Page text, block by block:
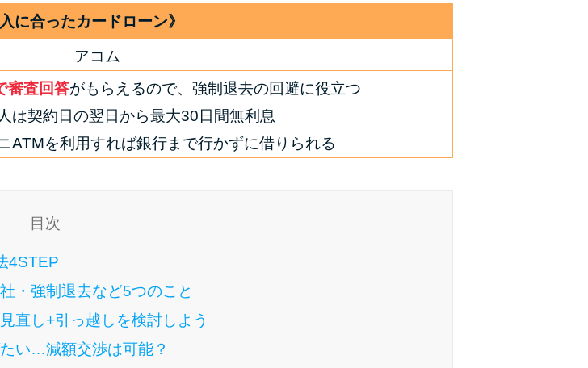
と危険な理由と対処法3つ
家賃払えないが強制退去は避けたい…市役所に
相談より賢い方法2選
に合ったカードローン》
アコム
審査回答がもらえるので、強制退去の回避に役立つ
は契約日の翌日から最大30日間無利息
ATMを利用すれば銀行まで行かずに借りられる
目次
4STEP
・強制退去など5つのこと
直し+引っ越しを検討しよう
い…減額交渉は可能？